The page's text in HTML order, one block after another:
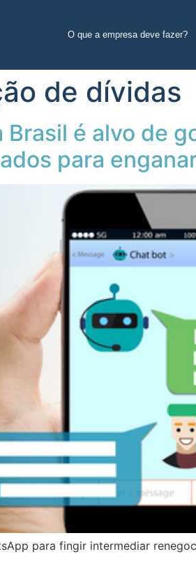
O que a empresa deve fazer?
de dívidas
Brasil é alvo de
para
para fingir intermediar